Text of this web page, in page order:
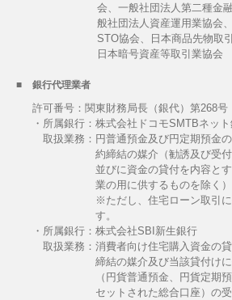
会、一般社団法人第二種金
般社団法人資産運用業協会
STO協会、日本商品先物取
日本暗号資産等取引業協会
銀行代理業者
許可番号：関東財務局長（銀代）第268号
・所属銀行：株式会社ドコモSMTBネッ
取扱業務： 円普通預金及び円定期預金
約締結の媒介（勧誘及び受
並びに資金の貸付を内容と
業の用に供するものを除く）
※ただし、住宅ローン取引
す。
・所属銀行：株式会社SBI新生銀行
取扱業務： 消費者向け住宅購入資金の
締結の媒介及び当該貸付け
（円貨普通預金、円貨定期
セットされた総合口座）の